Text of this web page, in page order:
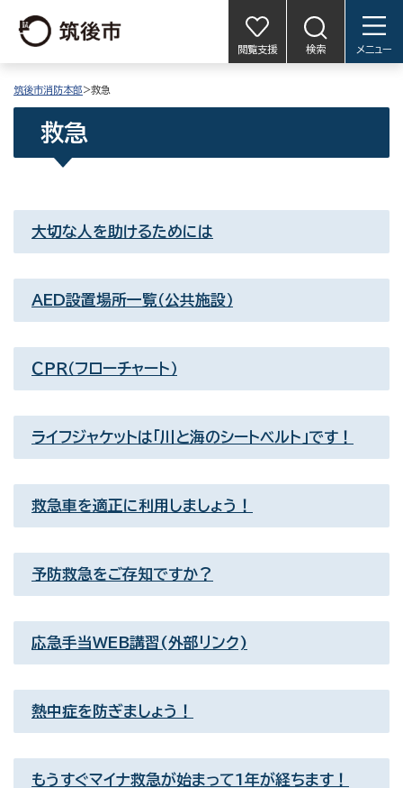
閲覧支援 検索 メニュー
筑後市消防本部>救急
救急
大切な人を助けるためには
AED設置場所一覧（公共施設）
ＣＰＲ（フローチャート）
ライフジャケットは「川と海のシートベルト」です！
救急車を適正に利用しましょう！
予防救急をご存知ですか？
応急手当WEB講習(外部リンク)
熱中症を防ぎましょう！
もうすぐマイナ救急が始まって1年が経ちます！